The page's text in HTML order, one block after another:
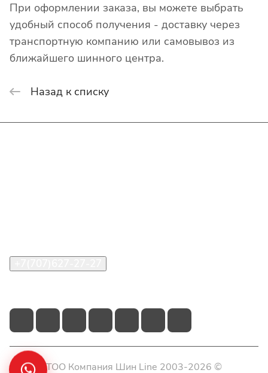
При оформлении заказа, вы можете выбрать
удобный способ получения - доставку через
транспортную компанию или самовывоз из
ближайшего шинного центра.
Назад к списку
© 2026 ТОО Компания Шин Line 2003-2026 ©